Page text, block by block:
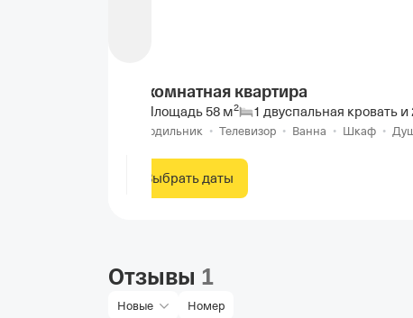
2-комнатная квартира
Площадь 58 м2 1 двуспальная кровать
Холодильник • Телевизор • Ванна • Шкаф •
Выбрать даты
Отзывы 1
Новые Номер